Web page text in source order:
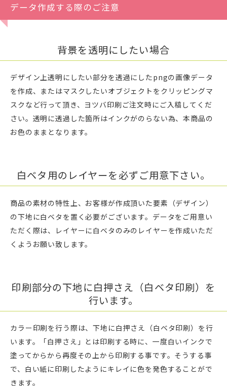
データ作成する際のご注意
背景を透明にしたい場合
デザイン上透明にしたい部分を透過にしたpngの画像データ
を作成、またはマスクしたいオブジェクトをクリッピングマ
スクなど行って頂き、ヨツバ印刷ご注文時にご入稿してくだ
さい。透明に透過した箇所はインクがのらない為、本商品の
お色のままとなります。
白ベタ用のレイヤーを必ずご用意下さい。
商品の素材の特性上、お客様が作成頂いた要素（デザイン）
の下地に白ベタを置く必要がございます。データをご用意い
ただく際は、レイヤーに白ベタのみのレイヤーを作成いただ
くようお願い致します。
印刷部分の下地に白押さえ（白ベタ印刷）を
行います。
カラー印刷を行う際は、下地に白押さえ（白ベタ印刷）を行
います。「白押さえ」とは印刷する時に、一度白いインクで
塗ってからから再度その上から印刷する事です。そうする事
で、白い紙に印刷したようにキレイに色を発色することがで
きます。